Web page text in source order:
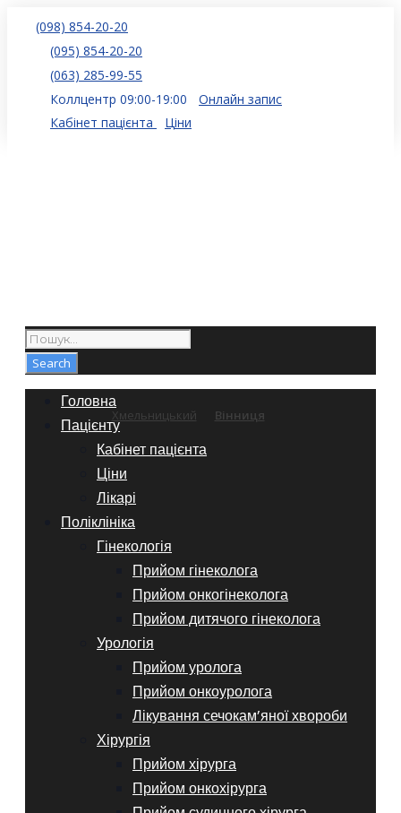
(098) 854-20-20
(095) 854-20-20
(063) 285-99-55
Коллцентр 09:00-19:00
Онлайн запис
Кабінет пацієнта
Ціни
Хмельницький Вінниця
Головна
Пацієнту
Кабінет пацієнта
Ціни
Лікарі
Поліклініка
Гінекологія
Прийом гінеколога
Прийом онкогінеколога
Прийом дитячого гінеколога
Урологія
Прийом уролога
Прийом онкоуролога
Лікування сечокам’яної хвороби
Хірургія
Прийом хірурга
Прийом онкохірурга